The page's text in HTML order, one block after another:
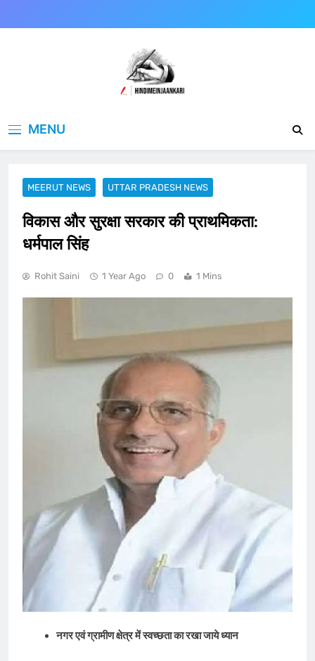
to
MENU
MEERUT NEWS UTTAR PRADESH NEWS
विकास और सुरक्षा सरकार की प्राथमिकता:
धर्मपाल सिंह
Rohit Saini 1 Year Ago 0 1 Mins
नगर एवं ग्रामीण क्षेत्र में स्वच्छता का रखा जाये ध्यान